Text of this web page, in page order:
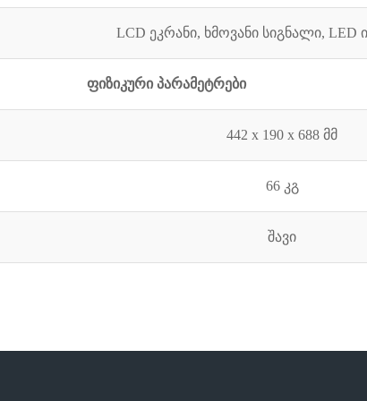
LCD ეკრანი, ხმოვანი სიგნალი, LED
ფიზიკური პარამეტრები
442 x 190 x 688 მმ
66 კგ
შავი